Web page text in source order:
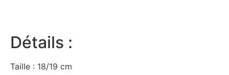
Détails :
Taille : 18/19 cm